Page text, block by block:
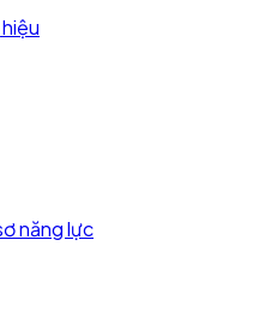
năng lực